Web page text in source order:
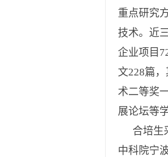
重点研究
技术。近
企业项目
文228篇
术二等奖
展论坛等
合培生
中科院宁